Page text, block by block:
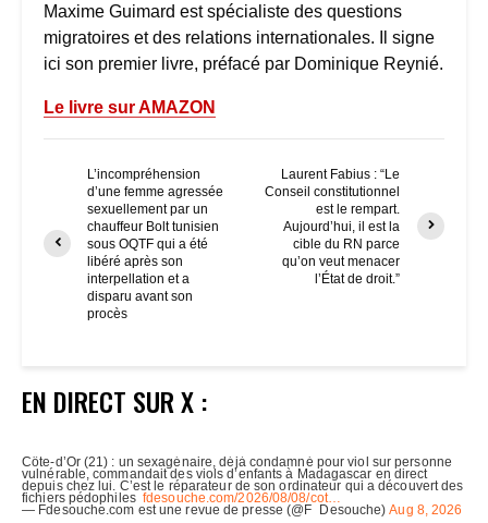
Maxime Guimard est spécialiste des questions
migratoires et des relations internationales. Il signe
ici son premier livre, préfacé par Dominique Reynié.
Le livre sur AMAZON
L’incompréhension
d’une femme agressée
sexuellement par un
chauffeur Bolt tunisien
sous OQTF qui a été
libéré après son
interpellation et a
disparu avant son
procès
Laurent Fabius : “Le
Conseil constitutionnel
est le rempart.
Aujourd’hui, il est la
cible du RN parce
qu’on veut menacer
l’État de droit.”
EN DIRECT SUR X :